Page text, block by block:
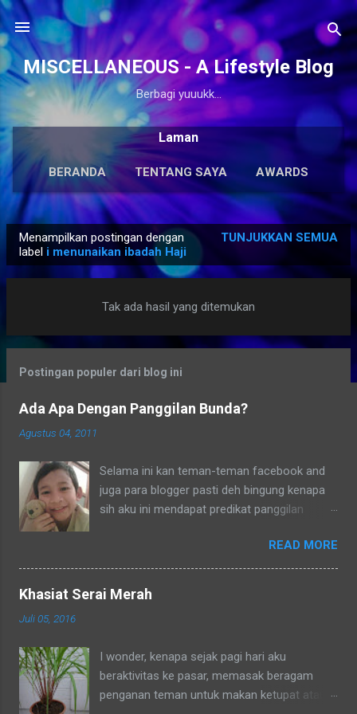
Langsung ke konten utama
MISCELLANEOUS - A Lifestyle Blog
Berbagi yuuukk...
Laman
BERANDA TENTANG SAYA AWARDS
ANTOLOGI LAINNYA… KARYA SOLO
o
i
n
Menampilkan postingan dengan
label i menunaikan ibadah Haji
TUNJUKKAN SEMUA
Tak ada hasil yang ditemukan
Postingan populer dari blog ini
Ada Apa Dengan Panggilan Bunda?
Agustus 04, 2011
Selama ini kan teman-teman facebook and
juga para blogger pasti deh bingung kenapa
sih aku ini mendapat predikat panggilan
Indonesia yang baku bunda kan artinya ibu.
Lho? Koq? Aku dipanggil ibu oleh semua
yang kenal aku, termasuk tetangga-tetangga
satu penghuni di lingkungan RT ditempat
tinggal anakku yaitu Green Bintaro Residence.
Para ojeckers (yang udah kenal tentunya) pun
READ MORE
Khasiat Serai Merah
Juli 05, 2016
I wonder, kenapa sejak pagi hari aku
beraktivitas ke pasar, memasak beragam
penganan teman untuk makan ketupat atau